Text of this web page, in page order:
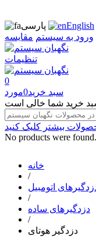
پارسی
English
ورود به سیستم مقایسه
تنظیمات
0
سبد خرید0مورد
No products were found.
خانه
/
اتومبیل
/
دزدگیرهای ساده
/
دزدگیر هوتای